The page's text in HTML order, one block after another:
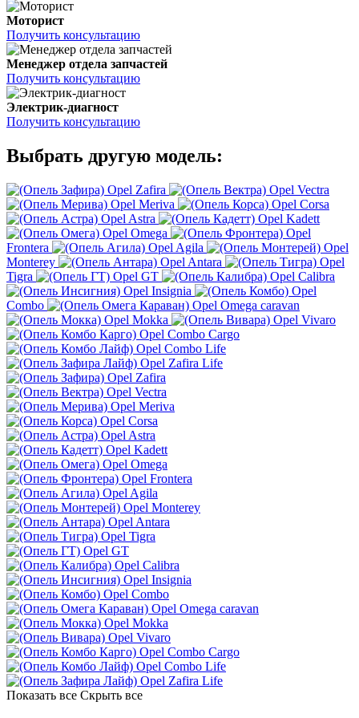
Моторист
Получить консультацию
Менеджер отдела запчастей
Получить консультацию
Электрик-диагност
Получить консультацию
Выбрать другую модель:
Opel Zafira
Opel Vectra
Opel Meriva
Opel Corsa
Opel Astra
Opel Kadett
Opel Omega
Opel
Frontera
Opel Agila
Opel
Monterey
Opel Antara
Opel
Tigra
Opel GT
Opel Calibra
Opel Insignia
Opel
Combo
Opel Omega caravan
Opel Mokka
Opel Vivaro
Opel Combo Cargo
Opel Combo Life
Opel Zafira Life
Opel Zafira
Opel Vectra
Opel Meriva
Opel Corsa
Opel Astra
Opel Kadett
Opel Omega
Opel Frontera
Opel Agila
Opel Monterey
Opel Antara
Opel Tigra
Opel GT
Opel Calibra
Opel Insignia
Opel Combo
Opel Omega caravan
Opel Mokka
Opel Vivaro
Opel Combo Cargo
Opel Combo Life
Opel Zafira Life
Показать все Скрыть все